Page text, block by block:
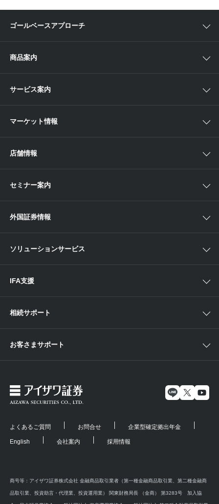
ゴールベースアプローチ
αポート
商品案内
欧米株
ETF・ETN・REIT
ラップサービス
新商品情報
サービス案内
取引ツール
各種お手続き
便利なサービス
当社サービスのご利用にあたって
マーケット情報
店舗情報
近畿
セミナー案内
外国証券情報
ソリューションサービス
IFA支援
相続サポート
お客さまサポート
よくあるご質問 お問合せ 企業型確定拠出年金
English 会社案内 採用情報
商号等：アイザワ証券株式会社 金融商品取引業者（第一種金融商品取引業、第二種金融商
品取引業、投資助言・代理業、投資運用業） 関東財務局長 （金商） 第3283号 加入協